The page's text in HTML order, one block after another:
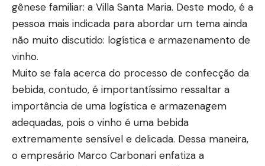
gênese familiar: a Villa Santa Maria. Deste modo, é a
pessoa mais indicada para abordar um tema ainda
não muito discutido: logística e armazenamento de
vinho.
Muito se fala acerca do processo de confecção da
bebida, contudo, é importantíssimo ressaltar a
importância de uma logística e armazenagem
adequadas, pois o vinho é uma bebida
extremamente sensível e delicada. Dessa maneira,
o empresário Marco Carbonari enfatiza a